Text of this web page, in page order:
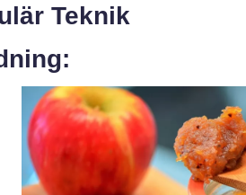
Teknik